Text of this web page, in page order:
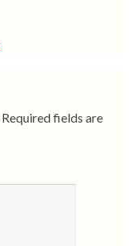
Required fields are